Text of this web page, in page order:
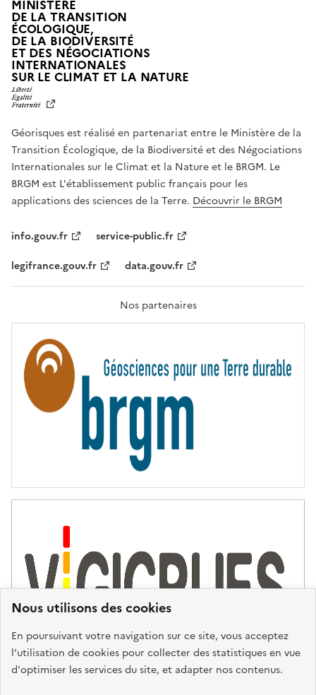
Nous utilisons des cookies
En poursuivant votre navigation sur ce site, vous acceptez
l’utilisation de cookies pour collecter des statistiques en vue
d'optimiser les services du site, et adapter nos contenus.
MINISTÈRE
DE LA TRANSITION
ÉCOLOGIQUE,
DE LA BIODIVERSITÉ
ET DES NÉGOCIATIONS
INTERNATIONALES
SUR LE CLIMAT ET LA NATUREL
T
É
,
É
G
A
L
F
A
T
R
T
É
Géorisques est réalisé en partenariat entre le Ministère de la
Transition Écologique, de la Biodiversité et des Négociations
Internationales sur le Climat et la Nature et le BRGM. Le
BRGM est L'établissement public français pour les
applications des sciences de la Terre. Découvrir le BRGM
info.gouv.fr
service-public.fr
legifrance.gouv.fr
data.gouv.fr
Nos partenaires